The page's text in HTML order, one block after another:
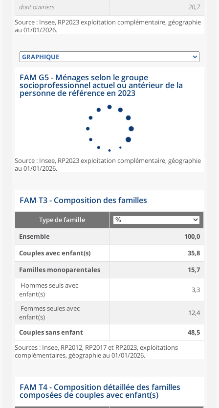
dont ouvriers
20,7
Source : Insee, RP2023 exploitation complémentaire, géographie
au 01/01/2026.
FAM G5 - Ménages selon le groupe
socioprofessionnel actuel ou antérieur de la
personne de référence en 2023
Source : Insee, RP2023 exploitation complémentaire, géographie
au 01/01/2026.
FAM T3 - Composition des familles
Type de famille
Ensemble
100,0
Couples avec enfant(s)
35,8
Familles monoparentales
15,7
Hommes seuls avec
enfant(s)
3,3
Femmes seules avec
enfant(s)
12,4
Couples sans enfant
48,5
Sources : Insee, RP2012, RP2017 et RP2023, exploitations
complémentaires, géographie au 01/01/2026.
FAM T4 - Composition détaillée des familles
composées de couples avec enfant(s)